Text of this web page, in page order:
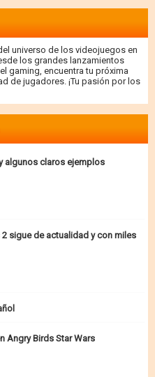
universo de los videojuegos en
los grandes lanzamientos
gaming, encuentra tu próxima
de jugadores. ¡Tu pasión por los
algunos claros ejemplos
2 sigue de actualidad y con miles
Angry Birds Star Wars